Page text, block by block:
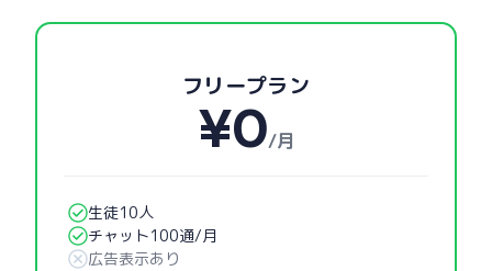
フリープラン
¥0/月
生徒10人
チャット100通/月
広告表示あり